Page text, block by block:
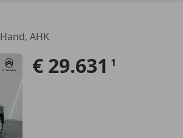
AHK
€ 29.631 1